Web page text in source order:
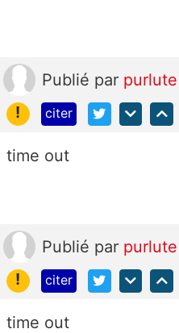
Publié par purlute
!
citer
time out
Publié par purlute
!
citer
time out